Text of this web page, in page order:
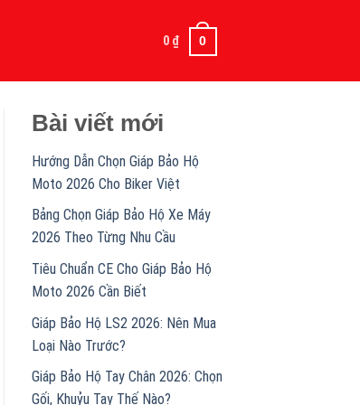
0 ₫ 0
Bài viết mới
Hướng Dẫn Chọn Giáp Bảo Hộ
Moto 2026 Cho Biker Việt
Bảng Chọn Giáp Bảo Hộ Xe Máy
2026 Theo Từng Nhu Cầu
Tiêu Chuẩn CE Cho Giáp Bảo Hộ
Moto 2026 Cần Biết
Giáp Bảo Hộ LS2 2026: Nên Mua
Loại Nào Trước?
Giáp Bảo Hộ Tay Chân 2026: Chọn
Gối, Khuỷu Tay Thế Nào?